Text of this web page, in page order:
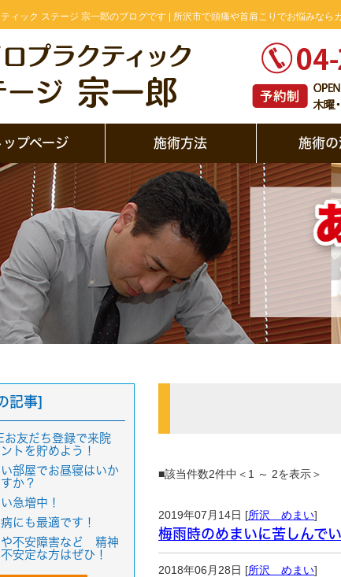
ィック ステージ 宗一郎のブログです | 所沢市で頭痛や首肩こりでお悩みなら
ップページ 施術方法 施術の
■該当件数2件中＜1 ～ 2を表示＞
2019年07月14日 [所沢 めまい]
梅雨時のめまいに苦しんで
2018年06月28日 [所沢 めまい]
記事]
お友だち登録で来院
トを貯めよう！
部屋でお昼寝はいか
か？
急増中！
にも最適です！
や不安障害など 精神
安定な方はぜひ！